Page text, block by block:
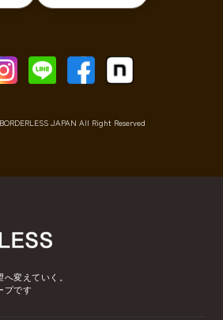
JAPAN All Right Reserved
変えていく。
プです